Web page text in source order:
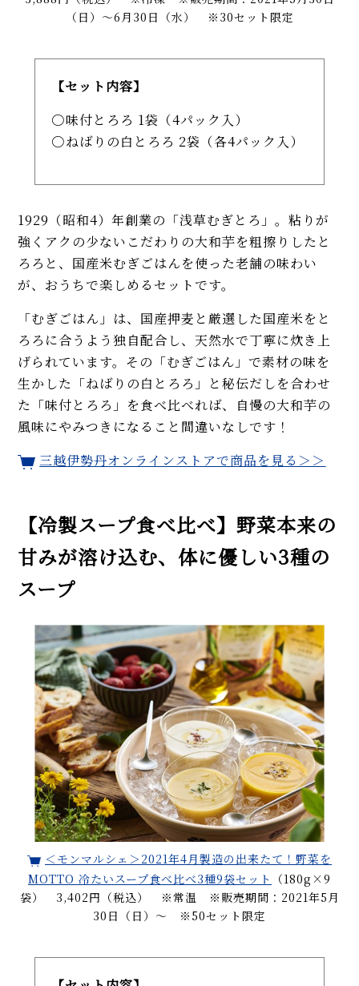
（日）～6月30日（水） ※30セット限定
【セット内容】
味付とろろ 1袋（4パック入）
ねばりの白とろろ 2袋（各4パック入）
1929（昭和4）年創業の「浅草むぎとろ」。粘りが
強くアクの少ないこだわりの大和芋を粗擦りしたと
ろろと、国産米むぎごはんを使った老舗の味わい
が、おうちで楽しめるセットです。
「むぎごはん」は、国産押麦と厳選した国産米をと
ろろに合うよう独自配合し、天然水で丁寧に炊き上
げられています。その「むぎごはん」で素材の味を
生かした「ねばりの白とろろ」と秘伝だしを合わせ
た「味付とろろ」を食べ比べれば、自慢の大和芋の
風味にやみつきになること間違いなしです！
三越伊勢丹オンラインストアで商品を見る＞＞
【冷製スープ食べ比べ】野菜本来の
甘みが溶け込む、体に優しい3種の
スープ
＜モンマルシェ＞2021年4月製造の出来たて！野菜を
MOTTO 冷たいスープ食べ比べ3種9袋セット
（180g×9
袋） 3,402円（税込） ※常温 ※販売期間：2021年5月
30日（日）～ ※50セット限定